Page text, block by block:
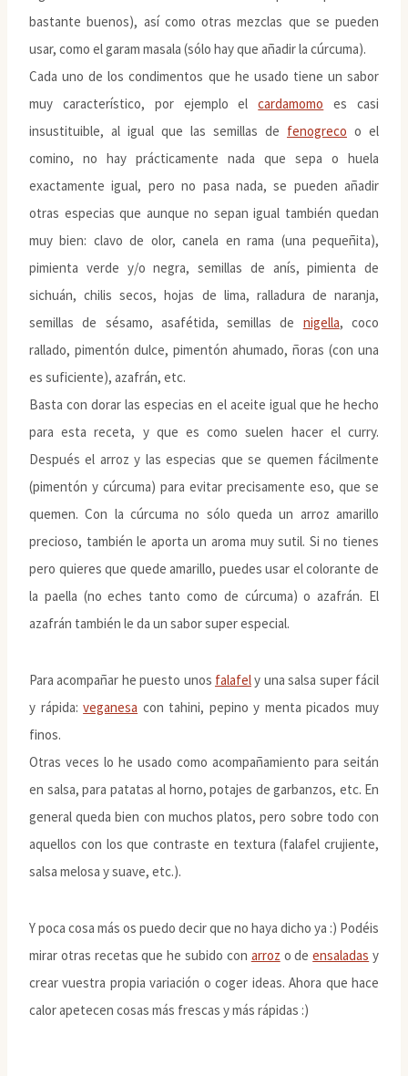
bastante buenos), así como otras mezclas que se pueden
usar, como el garam masala (sólo hay que añadir la cúrcuma).
Cada uno de los condimentos que he usado tiene un sabor
muy característico, por ejemplo elcardamomo es casi
insustituible, al igual que las semillas de fenogreco o el
comino, no hay prácticamente nada que sepa o huela
exactamente igual, pero no pasa nada, se pueden añadir
otras especias que aunque no sepan igual también quedan
muy bien: clavo de olor, canela en rama (una pequeñita),
pimienta verde y/o negra, semillas de anís, pimienta de
sichuán, chilis secos, hojas de lima, ralladura de naranja,
semillas de sésamo, asafétida, semillas de nigella, coco
rallado, pimentón dulce, pimentón ahumado, ñoras (con una
es suficiente), azafrán, etc.
Basta con dorar las especias en el aceite igual que he hecho
para esta receta, y que es como suelen hacer el curry.
Después el arroz y las especias que se quemen fácilmente
(pimentón y cúrcuma) para evitar precisamente eso, que se
quemen. Con la cúrcuma no sólo queda un arroz amarillo
precioso, también le aporta un aroma muy sutil. Si no tienes
pero quieres que quede amarillo, puedes usar el colorante de
la paella (no eches tanto como de cúrcuma) o azafrán. El
azafrán también le da un sabor super especial.
Para acompañar he puesto unos falafely una salsa super fácil
y rápida:veganesa con tahini, pepino y menta picados muy
finos.
Otras veces lo he usado como acompañamiento para seitán
en salsa, para patatas al horno, potajes de garbanzos, etc. En
general queda bien con muchos platos, pero sobre todo con
aquellos con los que contraste en textura (falafel crujiente,
salsa melosa y suave, etc.).
Y poca cosa más os puedo decir que no haya dicho ya :) Podéis
mirar otras recetas que he subido con arroz o deensaladas y
crear vuestra propia variación o coger ideas. Ahora que hace
calor apetecen cosas más frescas y más rápidas :)